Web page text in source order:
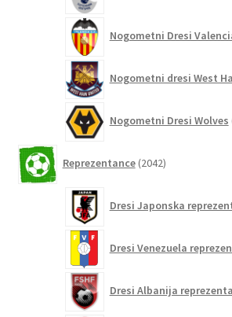
Nogometni Dresi
Nogometni dresi West
Nogometni Dresi Wolves
Reprezentance 2042izdelkov
Dresi Japonska
Dresi Venezuela
Dresi Albanija